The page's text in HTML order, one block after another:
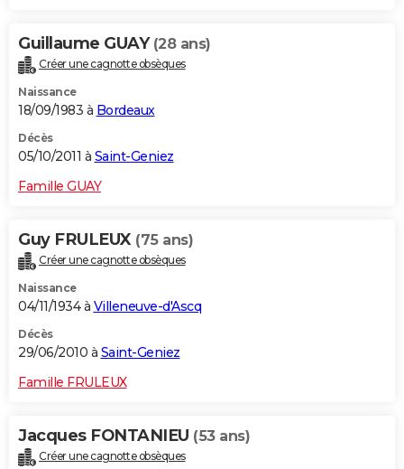
Guillaume GUAY (28 ans)
Créer une cagnotte obsèques
Naissance
18/09/1983 à Bordeaux
Décès
05/10/2011 à Saint-Geniez
Famille GUAY
Guy FRULEUX (75 ans)
Créer une cagnotte obsèques
Naissance
04/11/1934 à Villeneuve-d'Ascq
Décès
29/06/2010 à Saint-Geniez
Famille FRULEUX
Jacques FONTANIEU (53 ans)
Créer une cagnotte obsèques